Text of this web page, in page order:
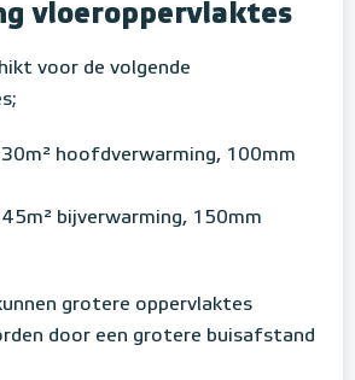
vloeroppervlaktes
voor de volgende
hoofdverwarming, 100mm
bijverwarming, 150mm
grotere oppervlaktes
door een grotere buisafstand